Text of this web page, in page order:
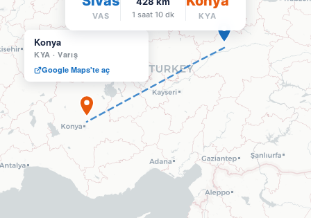
Konya
KYA ·Varış
Google Maps'te aç
VAS 1 saat 10 dk KYA